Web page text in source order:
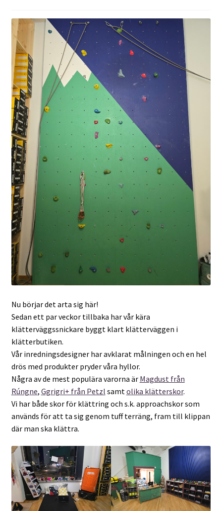
Nu börjar det arta sig här!
Sedan ett par veckor tillbaka har vår kära
klätterväggssnickare byggt klart klätterväggen i
klätterbutiken.
Vår inredningsdesigner har avklarat målningen och en hel
drös med produkter pryder våra hyllor.
Några av de mest populära varorna är Magdust från
Rúngne, Ggrigri+ från Petzl samt olika klätterskor.
Vi har både skor för klättring och s.k. approachskor som
används för att ta sig genom tuff terräng, fram till klippan
där man ska klättra.